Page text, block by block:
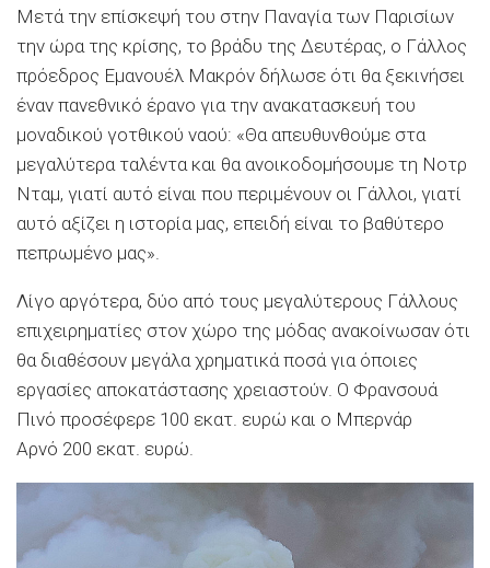
Μετά την επίσκεψή του στην Παναγία των Παρισίων
την ώρα της κρίσης, το βράδυ της Δευτέρας, ο Γάλλος
πρόεδρος Εμανουέλ Μακρόν δήλωσε ότι θα ξεκινήσει
έναν πανεθνικό έρανο για την ανακατασκευή του
μοναδικού γοτθικού ναού: «Θα απευθυνθούμε στα
μεγαλύτερα ταλέντα και θα ανοικοδομήσουμε τη Νοτρ
Νταμ, γιατί αυτό είναι που περιμένουν οι Γάλλοι, γιατί
αυτό αξίζει η ιστορία μας, επειδή είναι το βαθύτερο
πεπρωμένο μας».
Λίγο αργότερα, δύο από τους μεγαλύτερους Γάλλους
επιχειρηματίες στον χώρο της μόδας ανακοίνωσαν ότι
θα διαθέσουν μεγάλα χρηματικά ποσά για όποιες
εργασίες αποκατάστασης χρειαστούν. Ο Φρανσουά
Πινό προσέφερε 100 εκατ. ευρώ και ο Μπερνάρ
Αρνό 200 εκατ. ευρώ.